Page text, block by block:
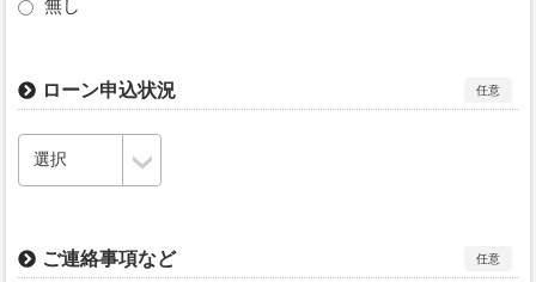
無し
ローン申込状況 任意
ご連絡事項など 任意